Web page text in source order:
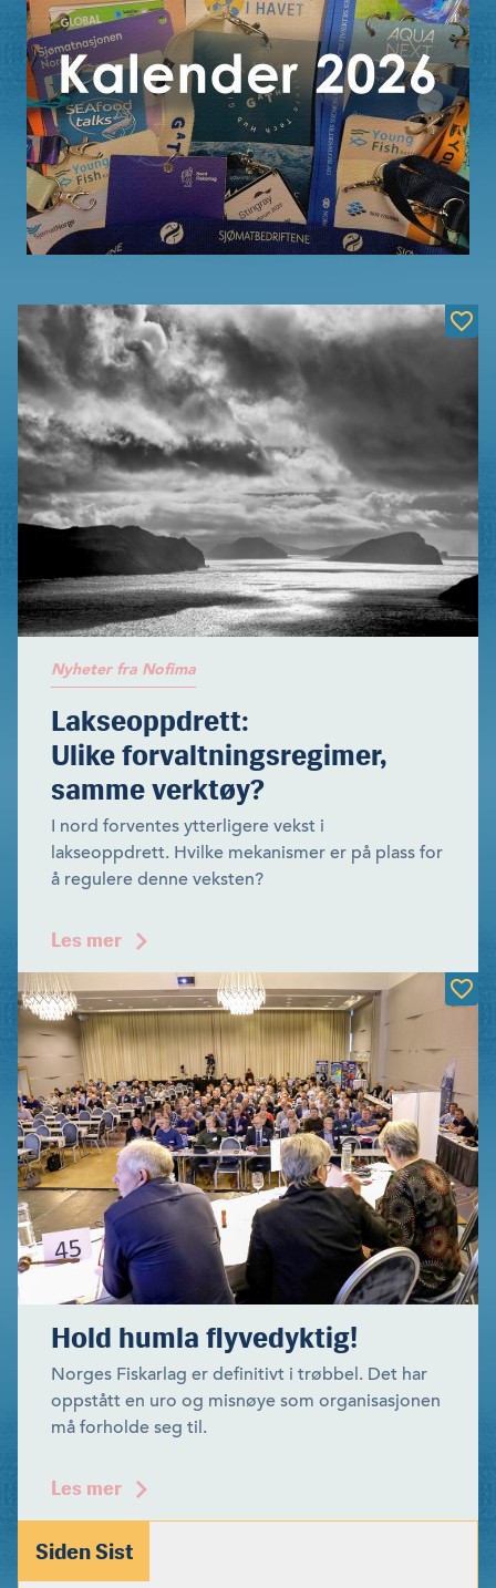
Nyheter fra Nofima
Lakseoppdrett:
Ulike forvaltningsregimer,
samme verktøy?
I nord forventes ytterligere vekst i
lakseoppdrett. Hvilke mekanismer er på plass for
å regulere denne veksten?
Les mer
Hold humla flyvedyktig!
Norges Fiskarlag er definitivt i trøbbel. Det har
oppstått en uro og misnøye som organisasjonen
må forholde seg til.
Les mer
Siden Sist